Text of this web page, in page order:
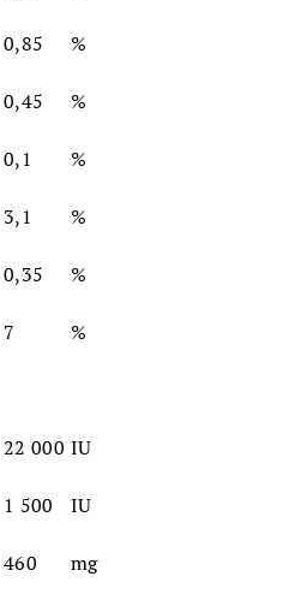
0,85 %
0,45 %
0,1 %
3,1 %
0,35 %
7 %
22 000 IU
1 500 IU
460 mg